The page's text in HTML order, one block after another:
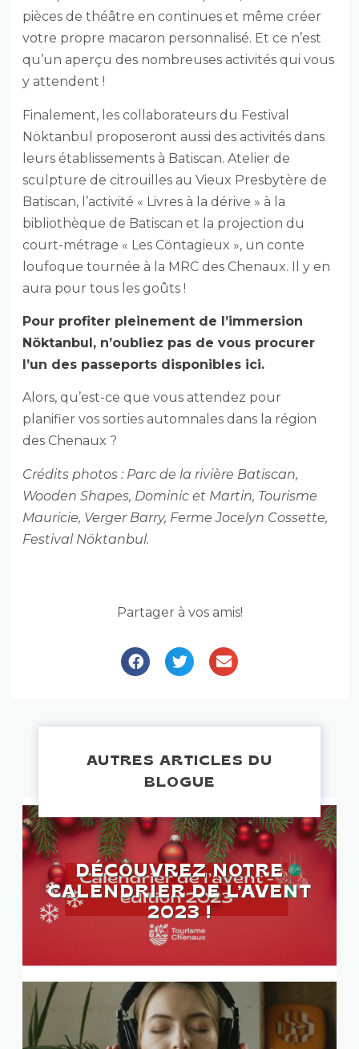
pièces de théâtre en continues et même créer
votre propre macaron personnalisé. Et ce n’est
qu’un aperçu des nombreuses activités qui vous
y attendent !
Finalement, les collaborateurs du Festival
Nöktanbul proposeront aussi des activités dans
leurs établissements à Batiscan. Atelier de
sculpture de citrouilles au Vieux Presbytère de
Batiscan, l’activité « Livres à la dérive » à la
bibliothèque de Batiscan et la projection du
court-métrage « Les Cöntagieux », un conte
loufoque tournée à la MRC des Chenaux. Il y en
aura pour tous les goûts !
Pour profiter pleinement de l’immersion
Nöktanbul, n’oubliez pas de vous procurer
l’un des passeports disponibles ici.
Alors, qu’est-ce que vous attendez pour
planifier vos sorties automnales dans la région
des Chenaux ?
Crédits photos : Parc de la rivière Batiscan,
Wooden Shapes, Dominic et Martin, Tourisme
Mauricie, Verger Barry, Ferme Jocelyn Cossette,
Festival Nöktanbul.
Partager à vos amis!
AUTRES ARTICLES DU
BLOGUE
DÉCOUVREZ NOTRE
CALENDRIER DE L’AVENT
2023 !